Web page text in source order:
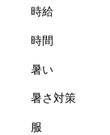
時給
時間
暑い
暑さ対策
服